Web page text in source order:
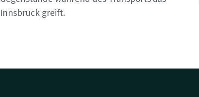
Innsbruck greift.